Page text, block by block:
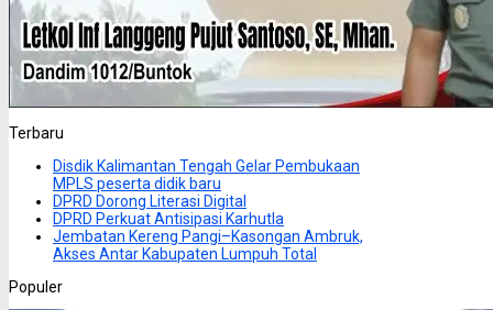
Terbaru
Disdik Kalimantan Tengah Gelar Pembukaan
MPLS peserta didik baru
DPRD Dorong Literasi Digital
DPRD Perkuat Antisipasi Karhutla
Jembatan Kereng Pangi–Kasongan Ambruk,
Akses Antar Kabupaten Lumpuh Total
Populer